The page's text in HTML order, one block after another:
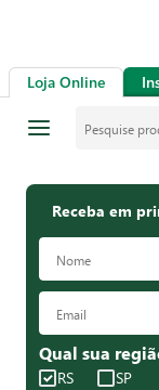
Loja Online
Receba em
Qual sua
RS SP